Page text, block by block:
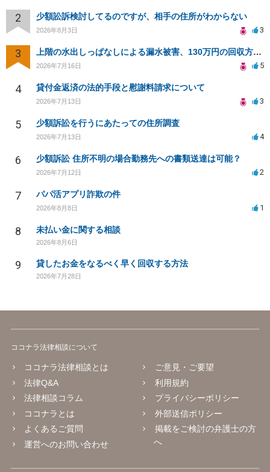
2 少額訟訴検討してるのですが、相手の住所がわからない
2026年8月3日 3
3 上階の水出しっぱなしによる漏水被害、130万円の回収方法を相談したい
2026年7月16日 5
4 貸付金返済の法的手段と慰謝料請求について
2026年7月13日 3
5 少額訴訟を行うにあたっての住所調査
2026年7月13日 4
6 少額訴訟 住所不明の場合勤務先への書類送達は可能？
2026年7月12日 2
7 パパ活アプリ詐欺の件
2026年8月8日 1
8 未払い金に関する相談
2026年8月6日
9 貸したお金をなるべく早く回収する方法
2026年7月28日
ココナラ法律相談について
ココナラ法律相談とは
法律Q&A
法律相談コラム
ココナラとは
よくあるご質問
運営へのお問い合わせ
ご意見・ご要望
利用規約
プライバシーポリシー
外部送信ポリシー
掲載をご検討の弁護士の方
へ